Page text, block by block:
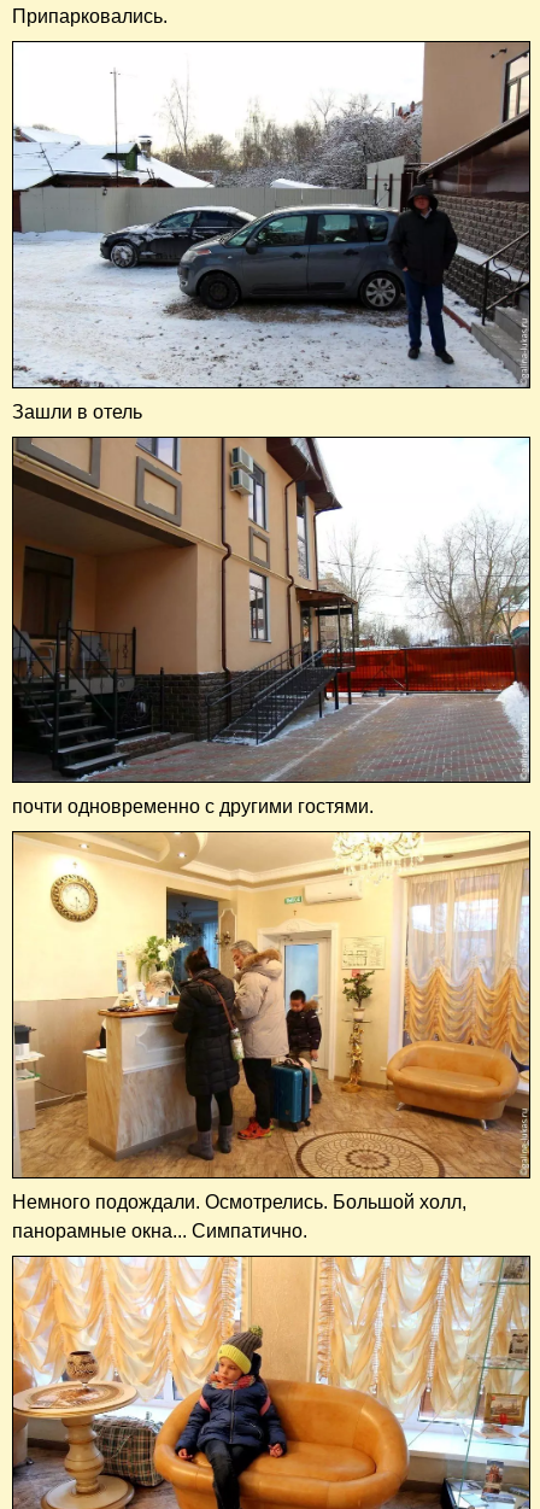
Припарковались.
Зашли в отель
почти одновременно с другими гостями.
Немного подождали. Осмотрелись. Большой холл,
панорамные окна... Симпатично.